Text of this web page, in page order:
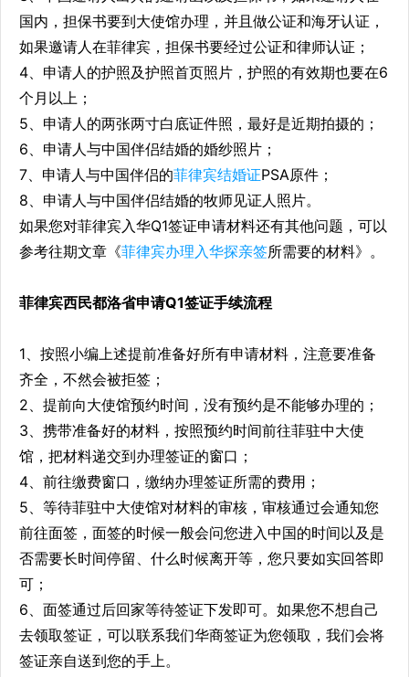
国内，担保书要到大使馆办理，并且做公证和海牙认证，
如果邀请人在菲律宾，担保书要经过公证和律师认证；
4、申请人的护照及护照首页照片，护照的有效期也要在6
个月以上；
5、申请人的两张两寸白底证件照，最好是近期拍摄的；
6、申请人与中国伴侣结婚的婚纱照片；
7、申请人与中国伴侣的菲律宾结婚证PSA原件；
8、申请人与中国伴侣结婚的牧师见证人照片。
如果您对菲律宾入华Q1签证申请材料还有其他问题，可以
参考往期文章《菲律宾办理入华探亲签所需要的材料》。
菲律宾西民都洛省申请Q1签证手续流程
1、按照小编上述提前准备好所有申请材料，注意要准备
齐全，不然会被拒签；
2、提前向大使馆预约时间，没有预约是不能够办理的；
3、携带准备好的材料，按照预约时间前往菲驻中大使
馆，把材料递交到办理签证的窗口；
4、前往缴费窗口，缴纳办理签证所需的费用；
5、等待菲驻中大使馆对材料的审核，审核通过会通知您
前往面签，面签的时候一般会问您进入中国的时间以及是
否需要长时间停留、什么时候离开等，您只要如实回答即
可；
6、面签通过后回家等待签证下发即可。如果您不想自己
去领取签证，可以联系我们华商签证为您领取，我们会将
签证亲自送到您的手上。